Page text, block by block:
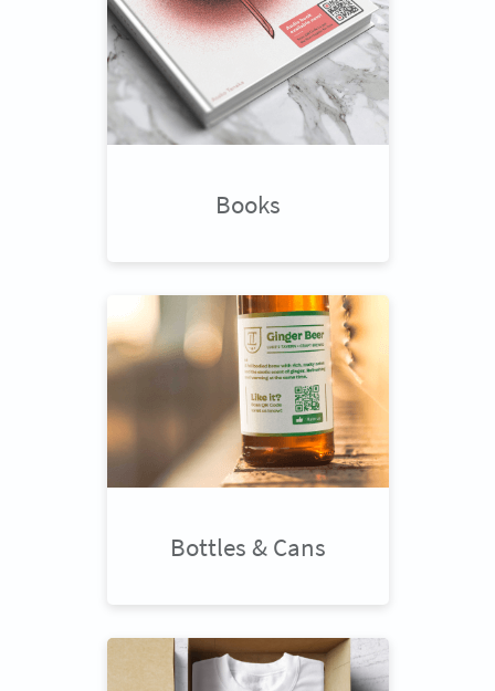
Books
Bottles & Cans